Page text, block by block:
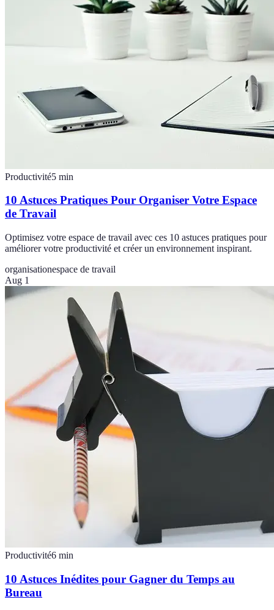
Productivité5 min
10 Astuces Pratiques Pour Organiser Votre Espace
de Travail
Optimisez votre espace de travail avec ces 10 astuces pratiques pour
améliorer votre productivité et créer un environnement inspirant.
organisationespace de travail
Aug 1
Productivité6 min
10 Astuces Inédites pour Gagner du Temps au
Bureau